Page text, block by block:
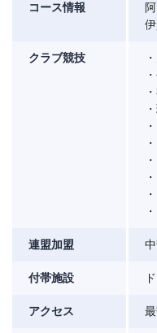
コース情報
クラブ競技
連盟加盟
付帯施設
アクセス